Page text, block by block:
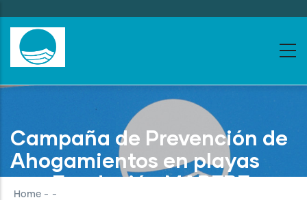
to
main
content
Campaña de Prevención de
Ahogamientos en playas
con Fundación MAPFRE
Home - -